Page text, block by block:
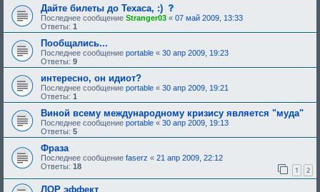
Дайте билеты до Техаса, :)
о
о
б
н
и
т
р
б
у
е
д
Последнее сообщение Stranger03 « 07 май 2009, 13:33
Ответы: 1
Пообщались...
Последнее сообщение portable « 30 апр 2009, 19:23
Ответы: 9
интересно, он идиот?
Последнее сообщение portable « 30 апр 2009, 19:21
Ответы: 1
Виной всему международному кризису является "муда"
Последнее сообщение portable « 30 апр 2009, 19:13
Ответы: 5
Фраза
Последнее сообщение faserz « 21 апр 2009, 22:12
Ответы: 18 1 2
ЛОР эффект